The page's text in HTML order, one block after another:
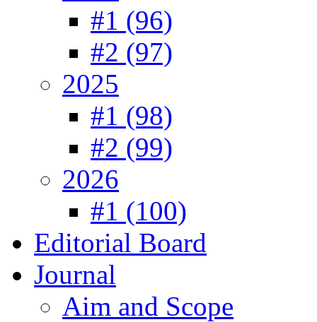
#1 (96)
#2 (97)
2025
#1 (98)
#2 (99)
2026
#1 (100)
Editorial Board
Journal
Aim and Scope